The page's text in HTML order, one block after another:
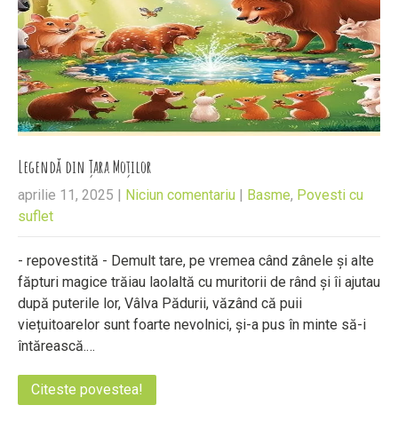
Legendă din Țara Moților
aprilie 11, 2025 | Niciun comentariu | Basme, Povesti cu
suflet
- repovestită - Demult tare, pe vremea când zânele și alte
făpturi magice trăiau laolaltă cu muritorii de rând și îi ajutau
după puterile lor, Vâlva Pădurii, văzând că puii
viețuitoarelor sunt foarte nevolnici, și-a pus în minte să-i
întărească.…
Citeste povestea!